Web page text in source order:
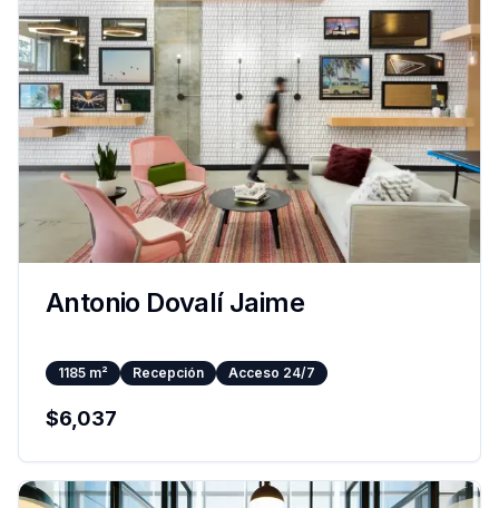
Antonio Dovalí Jaime
1185 m² Recepción Acceso 24/7
$6,037